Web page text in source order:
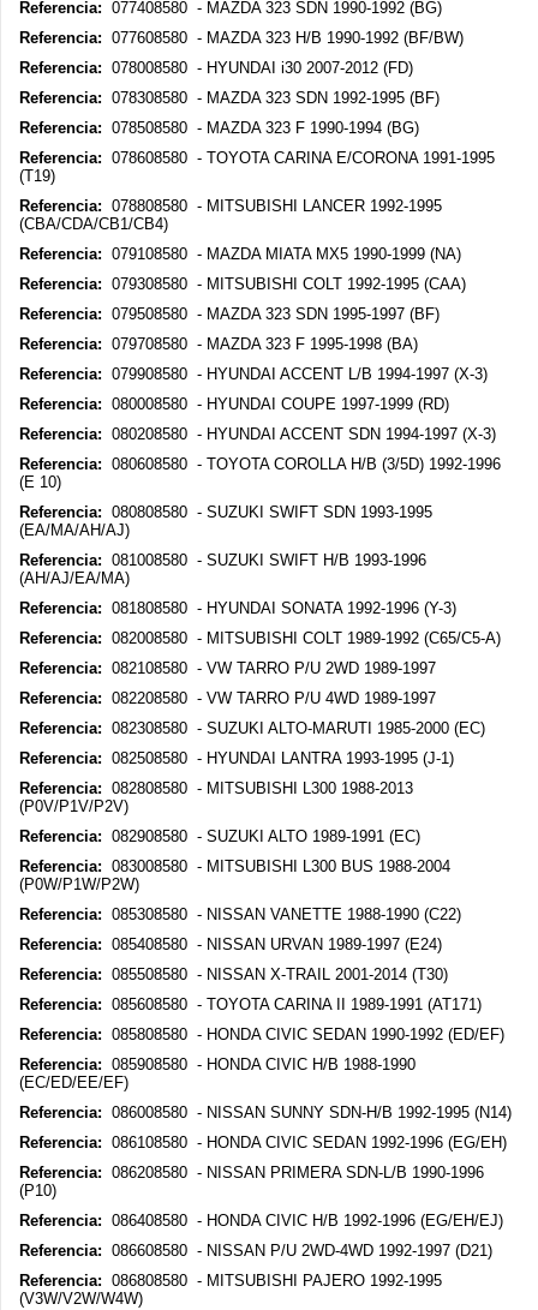
Referencia: 077408580 - MAZDA 323 SDN 1990-1992 (BG)
Referencia: 077608580 - MAZDA 323 H/B 1990-1992 (BF/BW)
Referencia: 078008580 - HYUNDAI i30 2007-2012 (FD)
Referencia: 078308580 - MAZDA 323 SDN 1992-1995 (BF)
Referencia: 078508580 - MAZDA 323 F 1990-1994 (BG)
Referencia: 078608580 - TOYOTA CARINA E/CORONA 1991-1995
(T19)
Referencia: 078808580 - MITSUBISHI LANCER 1992-1995
(CBA/CDA/CB1/CB4)
Referencia: 079108580 - MAZDA MIATA MX5 1990-1999 (NA)
Referencia: 079308580 - MITSUBISHI COLT 1992-1995 (CAA)
Referencia: 079508580 - MAZDA 323 SDN 1995-1997 (BF)
Referencia: 079708580 - MAZDA 323 F 1995-1998 (BA)
Referencia: 079908580 - HYUNDAI ACCENT L/B 1994-1997 (X-3)
Referencia: 080008580 - HYUNDAI COUPE 1997-1999 (RD)
Referencia: 080208580 - HYUNDAI ACCENT SDN 1994-1997 (X-3)
Referencia: 080608580 - TOYOTA COROLLA H/B (3/5D) 1992-1996
(E 10)
Referencia: 080808580 - SUZUKI SWIFT SDN 1993-1995
(EA/MA/AH/AJ)
Referencia: 081008580 - SUZUKI SWIFT H/B 1993-1996
(AH/AJ/EA/MA)
Referencia: 081808580 - HYUNDAI SONATA 1992-1996 (Y-3)
Referencia: 082008580 - MITSUBISHI COLT 1989-1992 (C65/C5-A)
Referencia: 082108580 - VW TARRO P/U 2WD 1989-1997
Referencia: 082208580 - VW TARRO P/U 4WD 1989-1997
Referencia: 082308580 - SUZUKI ALTO-MARUTI 1985-2000 (EC)
Referencia: 082508580 - HYUNDAI LANTRA 1993-1995 (J-1)
Referencia: 082808580 - MITSUBISHI L300 1988-2013
(P0V/P1V/P2V)
Referencia: 082908580 - SUZUKI ALTO 1989-1991 (EC)
Referencia: 083008580 - MITSUBISHI L300 BUS 1988-2004
(P0W/P1W/P2W)
Referencia: 085308580 - NISSAN VANETTE 1988-1990 (C22)
Referencia: 085408580 - NISSAN URVAN 1989-1997 (E24)
Referencia: 085508580 - NISSAN X-TRAIL 2001-2014 (T30)
Referencia: 085608580 - TOYOTA CARINA II 1989-1991 (AT171)
Referencia: 085808580 - HONDA CIVIC SEDAN 1990-1992 (ED/EF)
Referencia: 085908580 - HONDA CIVIC H/B 1988-1990
(EC/ED/EE/EF)
Referencia: 086008580 - NISSAN SUNNY SDN-H/B 1992-1995 (N14)
Referencia: 086108580 - HONDA CIVIC SEDAN 1992-1996 (EG/EH)
Referencia: 086208580 - NISSAN PRIMERA SDN-L/B 1990-1996
(P10)
Referencia: 086408580 - HONDA CIVIC H/B 1992-1996 (EG/EH/EJ)
Referencia: 086608580 - NISSAN P/U 2WD-4WD 1992-1997 (D21)
Referencia: 086808580 - MITSUBISHI PAJERO 1992-1995
(V3W/V2W/W4W)